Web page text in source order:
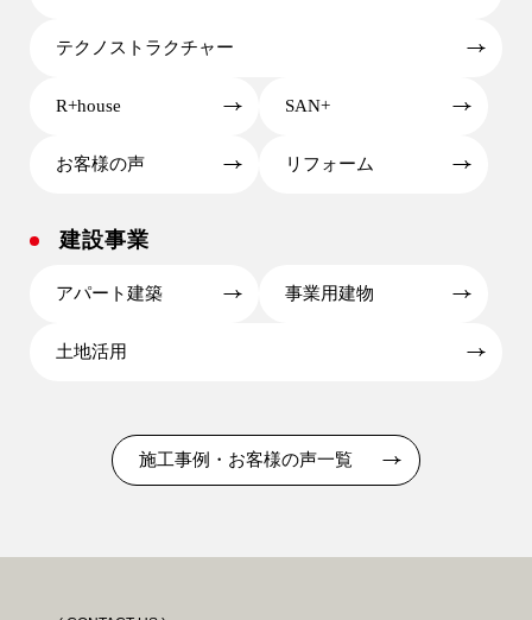
テクノストラクチャー
R+house SAN+
お客様の声 リフォーム
建設事業
アパート建築 事業用建物
土地活用
施工事例・お客様の声一覧